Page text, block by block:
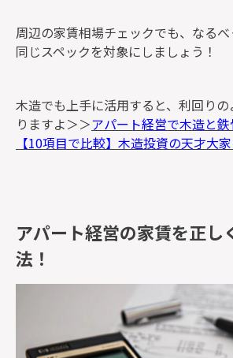
周辺の家賃相場チェックでも、なる
同じスペックを対象にしましょう！
木造でも上手に活用すると、利回り
りますよ＞＞アパート経営で木造と
【10項目で比較】木造投資の天才大
アパート経営の家賃を正し
法！